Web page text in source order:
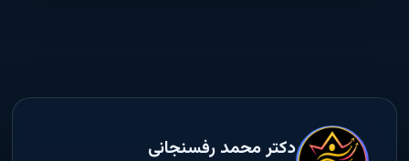
دکتر محمد رفسنجانی